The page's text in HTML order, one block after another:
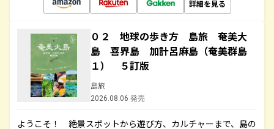
詳細を見る
０２ 地球の歩き方 島旅 奄美大
島 喜界島 加計呂麻島（奄美群島
１） ５訂版
島旅
2026.08.06 発売
ようこそ！ 絶景スポットから遊び方、カルチャーまで、島の